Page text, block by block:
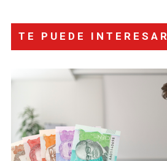
TE PUEDE INTERESAR